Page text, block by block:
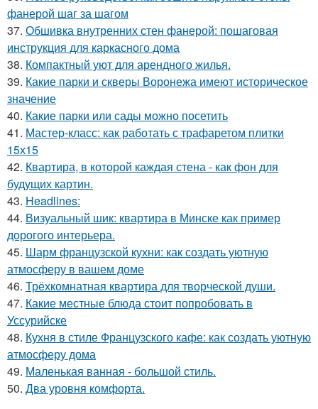
фанерой шаг за шагом
37. Обшивка внутренних стен фанерой: пошаговая
инструкция для каркасного дома
38. Компактный уют для арендного жилья.
39. Какие парки и скверы Воронежа имеют историческое
значение
40. Какие парки или сады можно посетить
41. Мастер-класс: как работать с трафаретом плитки
15х15
42. Квартира, в которой каждая стена - как фон для
будущих картин.
43. Headlines:
44. Визуальный шик: квартира в Минске как пример
дорогого интерьера.
45. Шарм французской кухни: как создать уютную
атмосферу в вашем доме
46. Трёхкомнатная квартира для творческой души.
47. Какие местные блюда стоит попробовать в
Уссурийске
48. Кухня в стиле Французского кафе: как создать уютную
атмосферу дома
49. Маленькая ванная - большой стиль.
50. Два уровня комфорта.